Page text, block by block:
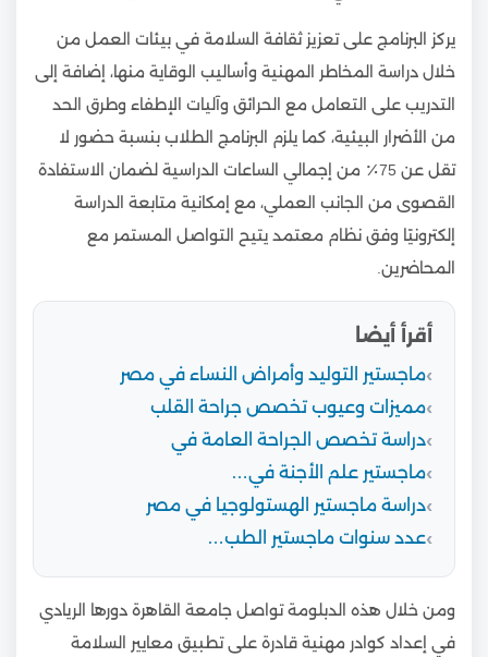
يركز البرنامج على تعزيز ثقافة السلامة في بيئات العمل من
خلال دراسة المخاطر المهنية وأساليب الوقاية منها، إضافة إلى
التدريب على التعامل مع الحرائق وآليات الإطفاء وطرق الحد
من الأضرار البيئية، كما يلزم البرنامج الطلاب بنسبة حضور لا
تقل عن 75٪ من إجمالي الساعات الدراسية لضمان الاستفادة
القصوى من الجانب العملي، مع إمكانية متابعة الدراسة
إلكترونيًا وفق نظام معتمد يتيح التواصل المستمر مع
المحاضرين.
أقرأ أيضا
ماجستير التوليد وأمراض النساء في مصر
مميزات وعيوب تخصص جراحة القلب
دراسة تخصص الجراحة العامة في
ماجستير علم الأجنة في…
دراسة ماجستير الهستولوجيا في مصر
عدد سنوات ماجستير الطب…
ومن خلال هذه الدبلومة تواصل جامعة القاهرة دورها الريادي
في إعداد كوادر مهنية قادرة على تطبيق معايير السلامة